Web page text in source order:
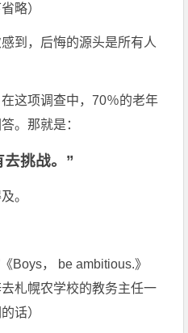
略）
到，后悔的源头是所有人
这项调查中，70％的老年
。那就是：
去挑战。”
。
Boys， be ambitious.》
札幌农学校的教务主任一
话）